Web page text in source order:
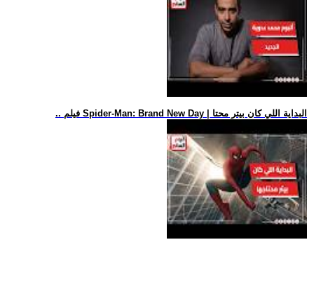
.. فيلم Spider-Man: Brand New Day | البداية اللي كان بيتر محتا